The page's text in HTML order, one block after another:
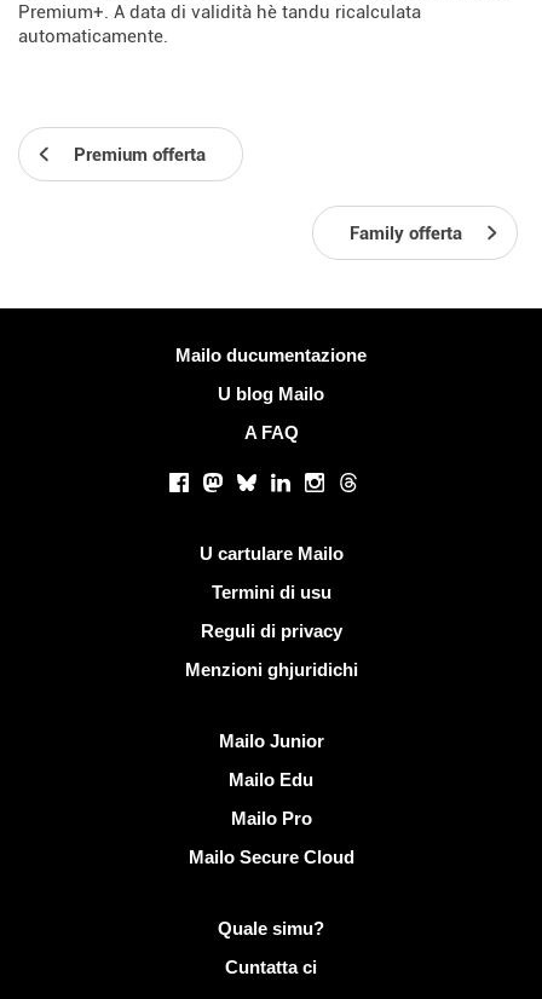
Premium+. A data di validità hè tandu ricalculata
automaticamente.
Premium offerta
Family offerta
Mailo ducumentazione
U blog Mailo
A FAQ
Facebook
Mastodon
BlueskyLinkedInInstagram
Threads
U cartulare Mailo
Termini di usu
Reguli di privacy
Menzioni ghjuridichi
Mailo Junior
Mailo Edu
Mailo Pro
Mailo Secure Cloud
Più infurmazione nantu à Mailo
Quale simu?
Cuntatta ci